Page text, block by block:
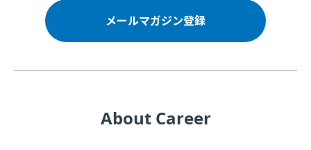
メールマガジン登録
About Career